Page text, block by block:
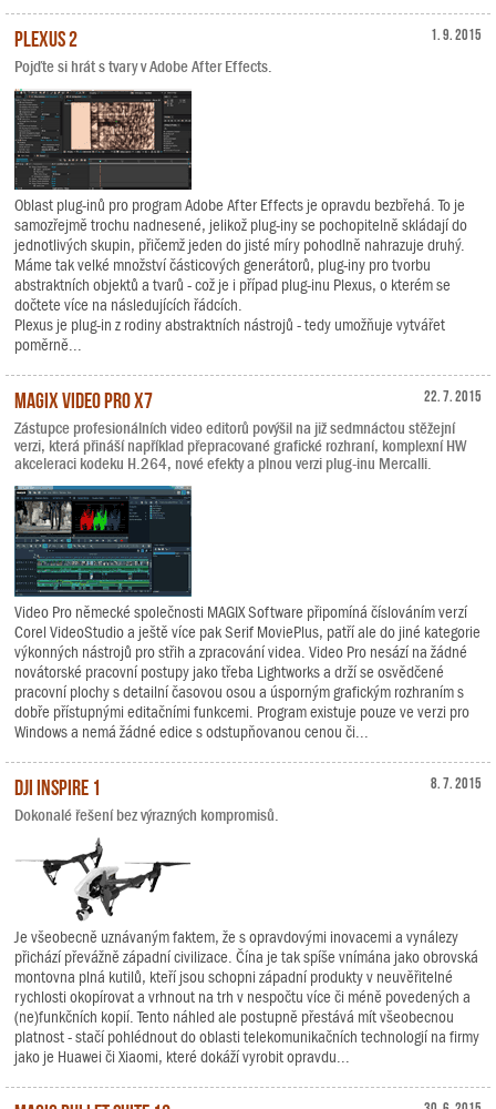
1. 9. 2015
Plexus 2
Pojďte si hrát s tvary v Adobe After Effects.
Oblast plug-inů pro program Adobe After Effects je opravdu bezbřehá. To je
samozřejmě trochu nadnesené, jelikož plug-iny se pochopitelně skládají do
jednotlivých skupin, přičemž jeden do jisté míry pohodlně nahrazuje druhý.
Máme tak velké množství částicových generátorů, plug-iny pro tvorbu
abstraktních objektů a tvarů - což je i případ plug-inu Plexus, o kterém se
dočtete více na následujících řádcích.
Plexus je plug-in z rodiny abstraktních nástrojů - tedy umožňuje vytvářet
poměrně...
22. 7. 2015
MAGIX Video Pro X7
Zástupce profesionálních video editorů povýšil na již sedmnáctou stěžejní
verzi, která přináší například přepracované grafické rozhraní, komplexní HW
akceleraci kodeku H.264, nové efekty a plnou verzi plug-inu Mercalli.
Video Pro německé společnosti MAGIX Software připomíná číslováním verzí
Corel VideoStudio a ještě více pak Serif MoviePlus, patří ale do jiné kategorie
výkonných nástrojů pro střih a zpracování videa. Video Pro nesází na žádné
novátorské pracovní postupy jako třeba Lightworks a drží se osvědčené
pracovní plochy s detailní časovou osou a úsporným grafickým rozhraním s
dobře přístupnými editačními funkcemi. Program existuje pouze ve verzi pro
Windows a nemá žádné edice s odstupňovanou cenou či...
8. 7. 2015
DJI Inspire 1
Dokonalé řešení bez výrazných kompromisů.
Je všeobecně uznávaným faktem, že s opravdovými inovacemi a vynálezy
přichází převážně západní civilizace. Čína je tak spíše vnímána jako obrovská
montovna plná kutilů, kteří jsou schopni západní produkty v neuvěřitelné
rychlosti okopírovat a vrhnout na trh v nespočtu více či méně povedených a
(ne)funkčních kopií. Tento náhled ale postupně přestává mít všeobecnou
platnost - stačí pohlédnout do oblasti telekomunikačních technologií na firmy
jako je Huawei či Xiaomi, které dokáží vyrobit opravdu...